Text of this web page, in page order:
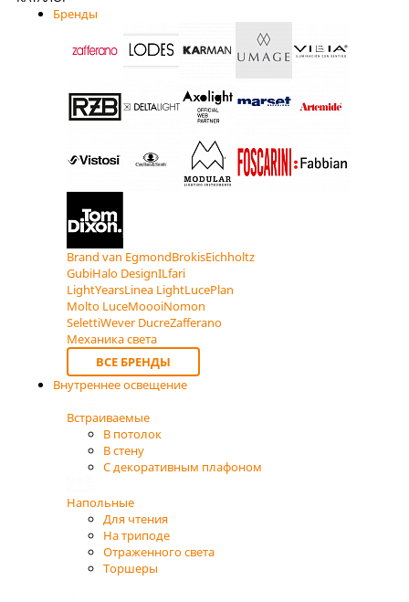
Бренды
Brand van EgmondBrokisEichholtz
GubiHalo DesignILfari
LightYearsLinea LightLucePlan
Molto LuceMoooiNomon
SelettiWever DucreZafferano
Механика света
ВСЕ БРЕНДЫ
Внутреннее освещение
Встраиваемые
В потолок
В стену
С декоративным плафоном
Напольные
Для чтения
На триподе
Отраженного света
Торшеры